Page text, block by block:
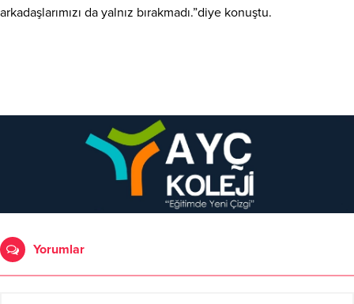
arkadaşlarımızı da yalnız bırakmadı.”diye konuştu.
Yorumlar